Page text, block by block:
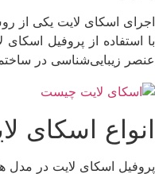
اجرای اسکای لایت یکی
با استفاده از پروفیل
عنصر زیبایی‌شناسی در
انواع اسکای
پروفیل اسکای لایت در مدل